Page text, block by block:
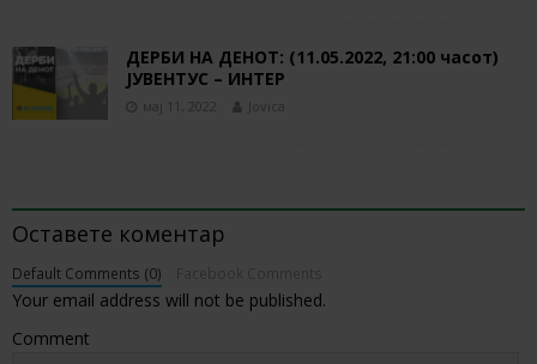
ДЕРБИ НА ДЕНОТ: (11.05.2022, 21:00 часот)
ЈУВЕНТУС – ИНТЕР
мај 11, 2022 Jovica
Оставете коментар
Default Comments (0)
Your email address will not be published.
Comment